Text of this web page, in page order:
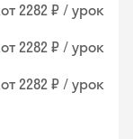
от 2282 ₽ / урок
от 2282 ₽ / урок
от 2282 ₽ / урок